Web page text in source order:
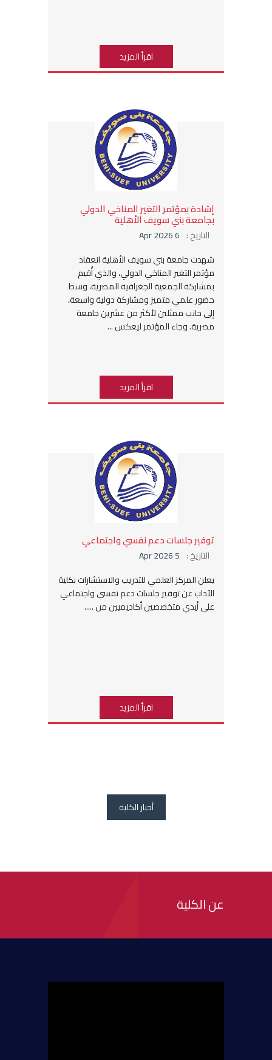
اقرأ المزيد
إشادة بمؤتمر التغير المناخي الدولي
بجامعة بني سويف الأهلية
التاريخ : 6 Apr 2026
شهدت جامعة بني سويف الأهلية انعقاد
مؤتمر التغير المناخي الدولي، والذي أُقيم
بمشاركة الجمعية الجغرافية المصرية، وسط
حضور علمي متميز ومشاركة دولية واسعة،
إلى جانب ممثلين لأكثر من عشرين جامعة
مصرية. وجاء المؤتمر ليعكس ...
اقرأ المزيد
توفير جلسات دعم نفسي واجتماعي
التاريخ : 5 Apr 2026
يعلن المركز العلمي للتدريب والاستشارات بكلية
الآداب عن توفير جلسات دعم نفسي واجتماعي
على أيدي متخصصين أكاديميين من .....
اقرأ المزيد
أخبار الكلية
عن الكلية